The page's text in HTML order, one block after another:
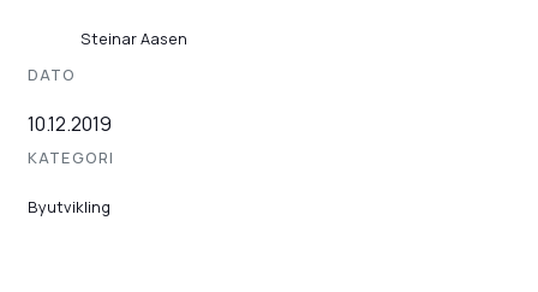
Steinar Aasen
DATO
10.12.2019
KATEGORI
Byutvikling